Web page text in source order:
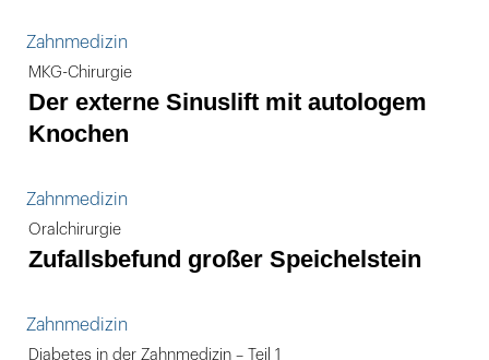
Zahnmedizin
MKG-Chirurgie
Der externe Sinuslift mit autologem
Knochen
Zahnmedizin
Oralchirurgie
Zufallsbefund großer Speichelstein
Zahnmedizin
Diabetes in der Zahnmedizin – Teil 1